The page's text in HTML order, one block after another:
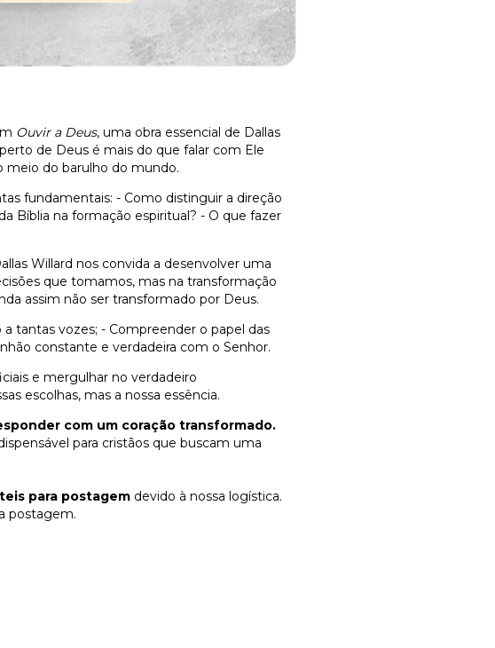
Ouvir a Deus, uma obra essencial de Dallas
de Deus é mais do que falar com Ele
meio do barulho do mundo.
fundamentais: - Como distinguir a direção
Bíblia na formação espiritual? - O que fazer
Willard nos convida a desenvolver uma
que tomamos, mas na transformação
assim não ser transformado por Deus.
tantas vozes; - Compreender o papel das
constante e verdadeira com o Senhor.
e mergulhar no verdadeiro
escolhas, mas a nossa essência.
com um coração transformado.
para cristãos que buscam uma
para postagem devido à nossa logística.
postagem.